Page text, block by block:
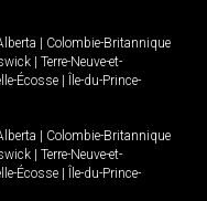
Colombie-Britannique
Terre-Neuve-et-
Écosse
Île-du-Prince-
Colombie-Britannique
Terre-Neuve-et-
Écosse
Île-du-Prince-